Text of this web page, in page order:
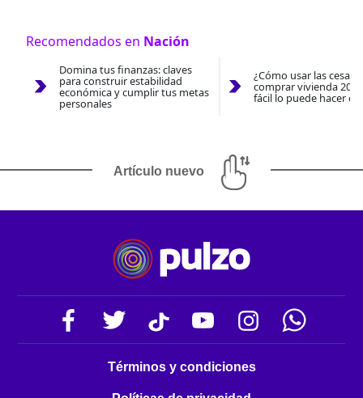
Recomendados en Nación
Domina tus finanzas: claves
para construir estabilidad
económica y cumplir tus metas
personales
¿Cómo usar las
comprar vivienda
fácil lo puede hacer
Artículo nuevo
Términos y condiciones